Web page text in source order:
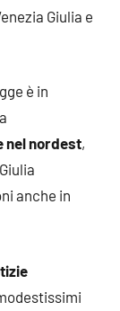
Giulia e
è in
nel nordest,
anche in